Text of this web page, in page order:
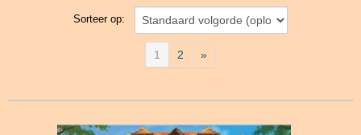
Sorteer op:
1 2 »